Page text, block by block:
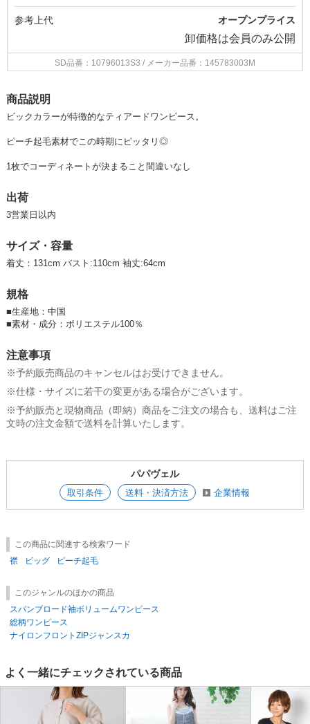
参考上代 オープンプライス
卸価格は会員のみ公開
SD品番：10796013S3 / メーカー品番：145783003M
商品説明
ビックカラーが特徴的なティアードワンピース。
ピーチ起毛素材でこの時期にピッタリ◎
1枚でコーディネートが決まること間違いなし
出荷
3営業日以内
サイズ・容量
着丈：131cm バスト:110cm 袖丈:64cm
規格
■生産地：中国
■素材・成分：ポリエステル100％
注意事項
※予約販売商品のキャンセルはお受けできません。
※仕様・サイズに若干の変更がある場合がございます。
※予約販売と現物商品（即納）商品をご注文の場合も、送料はご注
文時の注文金額で送料を計算いたします。
パパヴェル
取引条件 送料・決済方法 企業情報
この商品に関連する検索ワード
襟
ビッグ ピーチ起毛
このジャンルのほかの商品
スパンブロード袖ボリュームワンピース
総柄ワンピース
ナイロンフロントZIPジャンスカ
よく一緒にチェックされている商品